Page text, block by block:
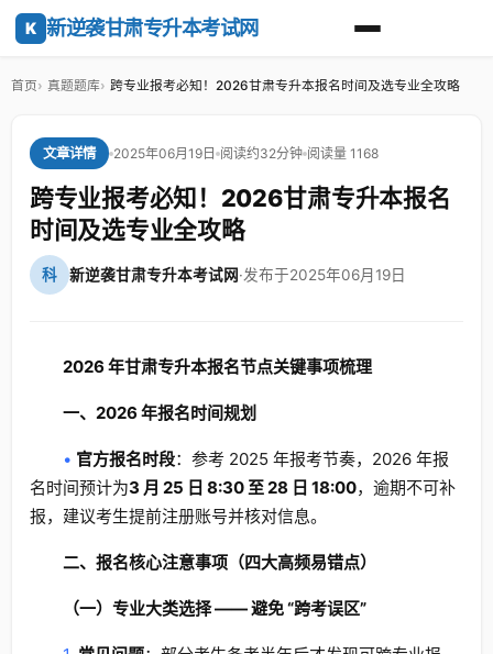
K 新逆袭甘肃专升本考试网
首页 真题题库 跨专业报考必知！2026甘肃专升本报名时间及选专业全攻略
文章详情 2025年06月19日 阅读约32分钟 阅读量 1168
跨专业报考必知！2026甘肃专升本报名
时间及选专业全攻略
科 新逆袭甘肃专升本考试网·发布于2025年06月19日
2026 年甘肃专升本报名节点关键事项梳理
一、2026 年报名时间规划
• 官方报名时段：参考 2025 年报考节奏，2026 年报
名时间预计为3 月 25 日 8:30 至 28 日 18:00，逾期不可补
报，建议考生提前注册账号并核对信息。
二、报名核心注意事项（四大高频易错点）
（一）专业大类选择 —— 避免 “跨考误区”